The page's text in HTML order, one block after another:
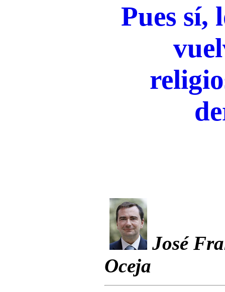
Pues sí,
José
Oceja